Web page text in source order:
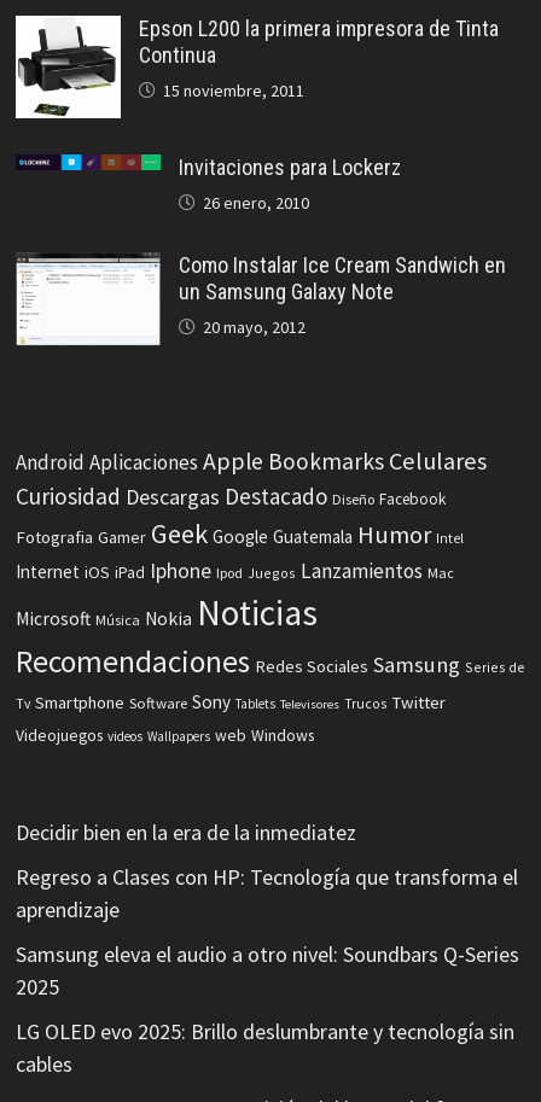
Epson L200 la primera impresora de Tinta
Continua
15 noviembre, 2011
Invitaciones para Lockerz
26 enero, 2010
Como Instalar Ice Cream Sandwich en
un Samsung Galaxy Note
20 mayo, 2012
Android Aplicaciones Apple Bookmarks Celulares
Curiosidad Descargas Destacado Diseño Facebook
Fotografia Gamer Geek Google Guatemala Humor Intel
Internet iOS iPad Iphone Ipod Juegos Lanzamientos Mac
Microsoft Música Nokia Noticias
Recomendaciones Redes Sociales Samsung Series de
Tv Smartphone Software Sony Tablets Televisores Trucos Twitter
Videojuegos videos Wallpapers web Windows
Decidir bien en la era de la inmediatez
Regreso a Clases con HP: Tecnología que transforma el
aprendizaje
Samsung eleva el audio a otro nivel: Soundbars Q-Series
2025
LG OLED evo 2025: Brillo deslumbrante y tecnología sin
cables